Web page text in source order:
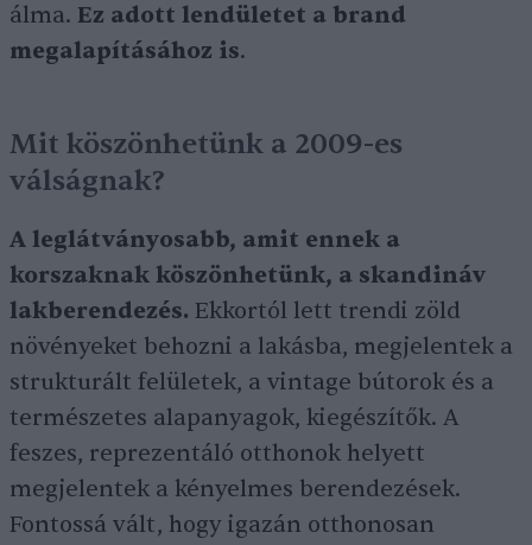
álma. Ez adott lendületet a brand
megalapításához is.
Mit köszönhetünk a 2009-es
válságnak?
A leglátványosabb, amit ennek a
korszaknak köszönhetünk, a skandináv
lakberendezés. Ekkortól lett trendi zöld
növényeket behozni a lakásba, megjelentek a
strukturált felületek, a vintage bútorok és a
természetes alapanyagok, kiegészítők. A
feszes, reprezentáló otthonok helyett
megjelentek a kényelmes berendezések.
Fontossá vált, hogy igazán otthonosan